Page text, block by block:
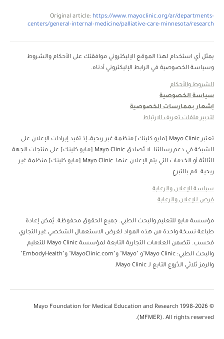
Original article: https://www.mayoclinic.org/ar/departments-
centers/general-internal-medicine/palliative-care-minnesota/research
يمثل أي استخدام لهذا الموقع الإليكتروني موافقتك على الأحكام والشروط
وسياسة الخصوصية في الرابط الإليكتروني أدناه.
الشروط والأحكام
سياسة الخصوصية
إشعار بممارسات الخصوصية
لتدبير ملفات تعريف الارتباط
تعتبر Mayo Clinic [مايو كلينك] منظمة غبر ربحية، إذ تفيد إيرادات الإعلان على
الشبكة في دعم رسالتنا. لا تُصادق Mayo Clinic [مايو كلينك] على منتجات الجهة
الثالثة أو الخدمات التي يتم الإعلان عنها. Mayo Clinic [مايو كلينك] منظمة غير
ربحية. قم بالتبرع.
سياسة الإعلان والرعاية
فرص للإعلان والرعاية
مؤسسة مايو للتعليم والبحث الطبي. جميع الحقوق محفوظة. يُمكن إعادة
طباعة نسخة واحدة من هذه المواد لغرض الاستعمال الشخصي غير التجاري
فحسب. تتضمن العلامات التجارية التابعة لمؤسسة Mayo Clinic للتعليم
والبحث الطبي: Mayo Clinic"و "Mayo" و"MayoClinic.com" و"EmbodyHealth"
والرمز ثلاثي الدُروع التابع لـ Mayo Clinic.
© 1998-2026 Mayo Foundation for Medical Education and Research
(MFMER). All rights reserved.